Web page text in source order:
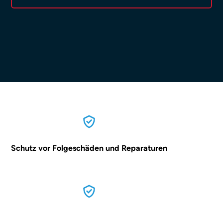
Schutz vor Folgeschäden und Reparaturen